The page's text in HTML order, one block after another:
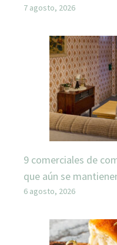
7 agosto, 2026
9 comerciales de
que aún se
6 agosto, 2026